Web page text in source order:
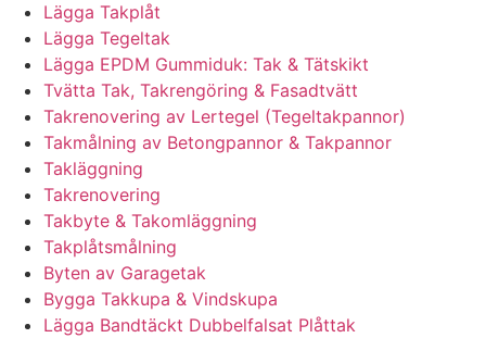
Lägga Takplåt
Lägga Tegeltak
Lägga EPDM Gummiduk: Tak & Tätskikt
Tvätta Tak, Takrengöring & Fasadtvätt
Takrenovering av Lertegel (Tegeltakpannor)
Takmålning av Betongpannor & Takpannor
Takläggning
Takrenovering
Takbyte & Takomläggning
Takplåtsmålning
Byten av Garagetak
Bygga Takkupa & Vindskupa
Lägga Bandtäckt Dubbelfalsat Plåttak